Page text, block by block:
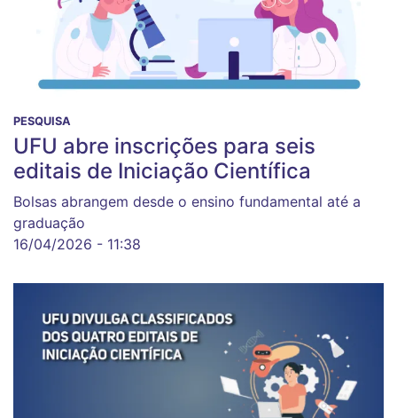
PESQUISA
UFU abre inscrições para seis
editais de Iniciação Científica
Bolsas abrangem desde o ensino fundamental até a
graduação
16/04/2026 - 11:38